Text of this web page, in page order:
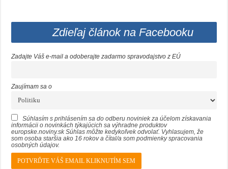
Zdieľaj článok na Facebooku
Zadajte Váš e-mail a odoberajte zadarmo spravodajstvo z EÚ
Zaujímam sa o
Súhlasím s prihlásením sa do odberu noviniek za účelom získavania
informácii o novinkách týkajúcich sa výhradne produktov
europske.noviny.sk Súhlas môžte kedykoľvek odvolať. Vyhlasujem, že
som osoba staršia ako 16 rokov a čítal/a som podmienky spracovania
osobných údajov.